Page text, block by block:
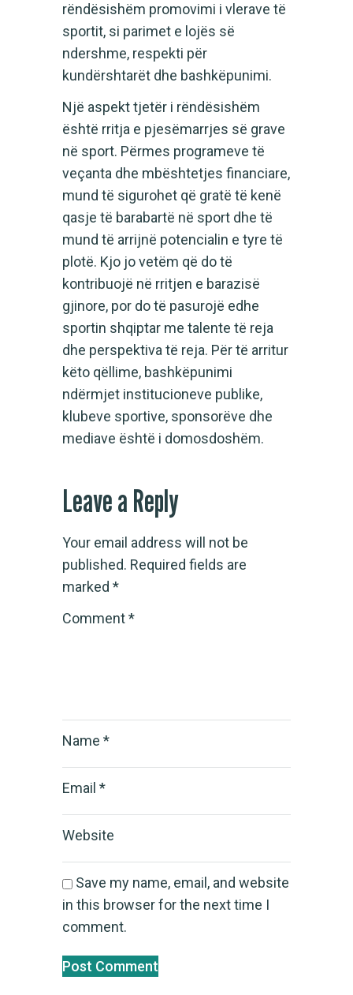
rëndësishëm promovimi i vlerave të
sportit, si parimet e lojës së
ndershme, respekti për
kundërshtarët dhe bashkëpunimi.
Një aspekt tjetër i rëndësishëm
është rritja e pjesëmarrjes së grave
në sport. Përmes programeve të
veçanta dhe mbështetjes financiare,
mund të sigurohet që gratë të kenë
qasje të barabartë në sport dhe të
mund të arrijnë potencialin e tyre të
plotë. Kjo jo vetëm që do të
kontribuojë në rritjen e barazisë
gjinore, por do të pasurojë edhe
sportin shqiptar me talente të reja
dhe perspektiva të reja. Për të arritur
këto qëllime, bashkëpunimi
ndërmjet institucioneve publike,
klubeve sportive, sponsorëve dhe
mediave është i domosdoshëm.
Leave a Reply
Your email address will not be
published. Required fields are
marked *
Comment*
Name *
Email *
Website
Save my name, email, and website
in this browser for the next time I
comment.